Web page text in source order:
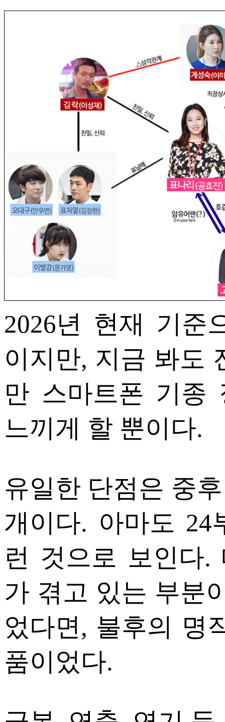
2026년 현재 기준
이지만, 지금 봐도
만 스마트폰 기종
느끼게 할 뿐이다.
유일한 단점은 중
개이다. 아마도 24
런 것으로 보인다.
가 겪고 있는 부분
었다면, 불후의 명
품이었다.